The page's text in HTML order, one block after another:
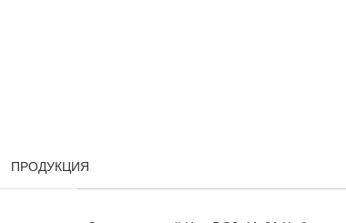
ПРОДУКЦИЯ